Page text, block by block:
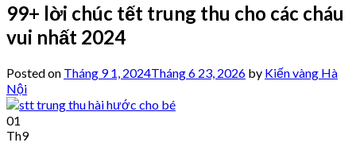
99+ lời chúc tết trung thu cho các cháu
vui nhất 2024
Posted on Tháng 9 1, 2024Tháng 6 23, 2026 by Kiến vàng Hà
Nội
01
Th9